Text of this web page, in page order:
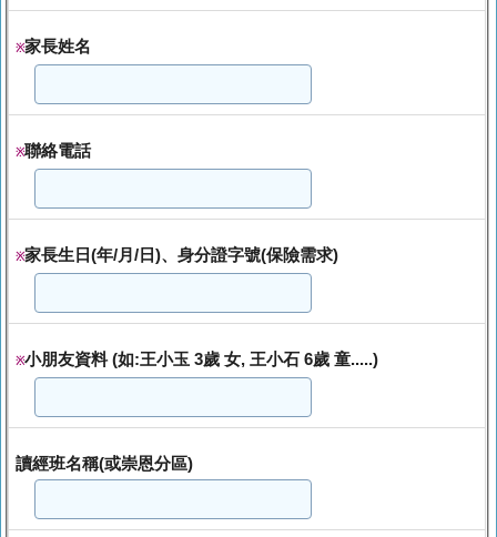
※家長姓名
※聯絡電話
※家長生日(年/月/日)、身分證字號(保險需求)
※小朋友資料 (如:王小玉 3歲 女, 王小石 6歲 童.....)
讀經班名稱(或崇恩分區)